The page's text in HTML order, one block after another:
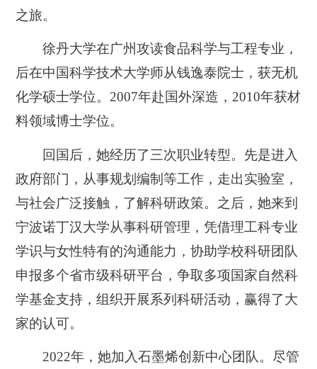
之旅。
徐丹大学在广州攻读食品科学与工程专业，
后在中国科学技术大学师从钱逸泰院士，获无机
化学硕士学位。2007年赴国外深造，2010年获材
料领域博士学位。
回国后，她经历了三次职业转型。先是进入
政府部门，从事规划编制等工作，走出实验室，
与社会广泛接触，了解科研政策。之后，她来到
宁波诺丁汉大学从事科研管理，凭借理工科专业
学识与女性特有的沟通能力，协助学校科研团队
申报多个省市级科研平台，争取多项国家自然科
学基金支持，组织开展系列科研活动，赢得了大
家的认可。
2022年，她加入石墨烯创新中心团队。尽管